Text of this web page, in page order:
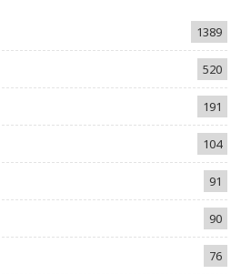
1389
520
191
104
91
90
76